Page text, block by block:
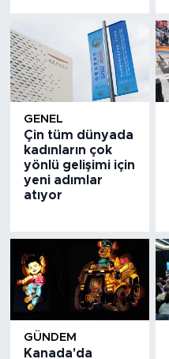
GENEL
Çin tüm dünyada
kadınların çok
yönlü gelişimi için
yeni adımlar
atıyor
GÜNDEM
Kanada'da